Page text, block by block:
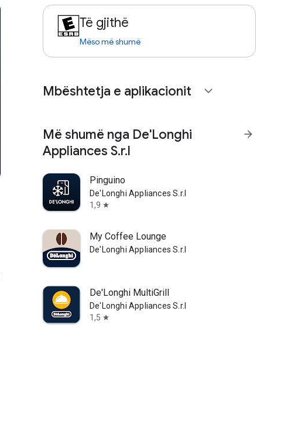
Të gjithë
Mëso më shumë
Mbështetja e aplikacionit expand_more
Më shumë nga De'Longhi
Appliances S.r.l
arrow_forward
Pinguino
De'Longhi Appliances S.r.l
1,9 star
My Coffee Lounge
De'Longhi Appliances S.r.l
De'Longhi MultiGrill
De'Longhi Appliances S.r.l
1,5 star